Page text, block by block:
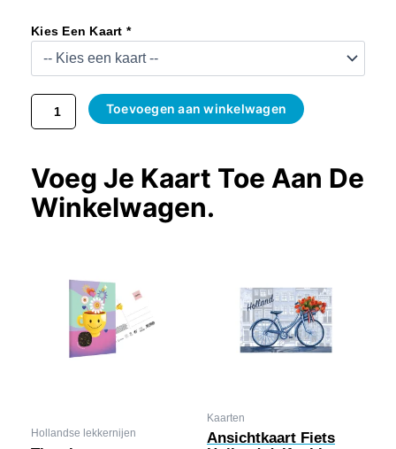
Kies Een Kaart *
Amsterdam
Fietsen
Aantal
Toevoegen aan winkelwagen
Voeg Je Kaart Toe Aan De
Winkelwagen.
Hollandse lekkernijen
Kaarten
Ansichtkaart Fiets